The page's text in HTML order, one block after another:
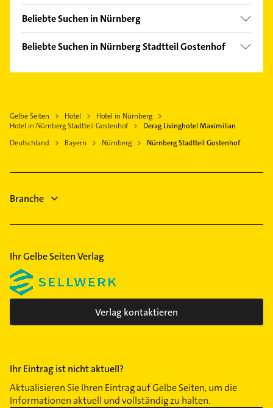
Langwasser
Marienberg
Maxfeld
Rosenau
Sebald
St Leonhard
Tafelhof
Wöhrd
Fürth Bayern
Zirndorf
Schwabach
Cadolzburg
Schwarzenbruck
Beliebte Suchen in Nürnberg
Physikalische Therapie
Krankengymnastik
Ärztehaus
Hausarzt
Arzt
Heizung & Sanitär
Beliebte Suchen in Nürnberg Stadtteil Gostenhof
Hausarzt
Allgemeinarzt
Schreiner
Maler
Immobilien
Gelbe Seiten Hotel
Hotel in Nürnberg
Hotel in Nürnberg Stadtteil Gostenhof
Derag Livinghotel Maximilian
Deutschland
Bayern Nürnberg Nürnberg Stadtteil Gostenhof
Branche
Ihr Gelbe Seiten Verlag
Verlag kontaktieren
Ihr Eintrag ist nicht aktuell?
Aktualisieren Sie Ihren Eintrag auf Gelbe Seiten, um die
Informationen aktuell und vollständig zu halten.